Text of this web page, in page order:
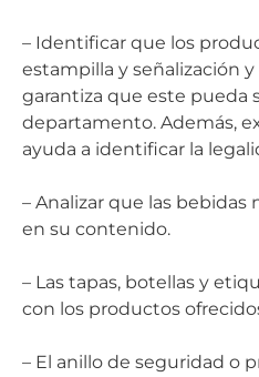
– Identificar que los
estampilla y señalización y
garantiza que este pueda
departamento. Además,
ayuda a identificar la
– Analizar que las
en su contenido.
– Las tapas, botellas y
con los productos
– El anillo de seguridad o